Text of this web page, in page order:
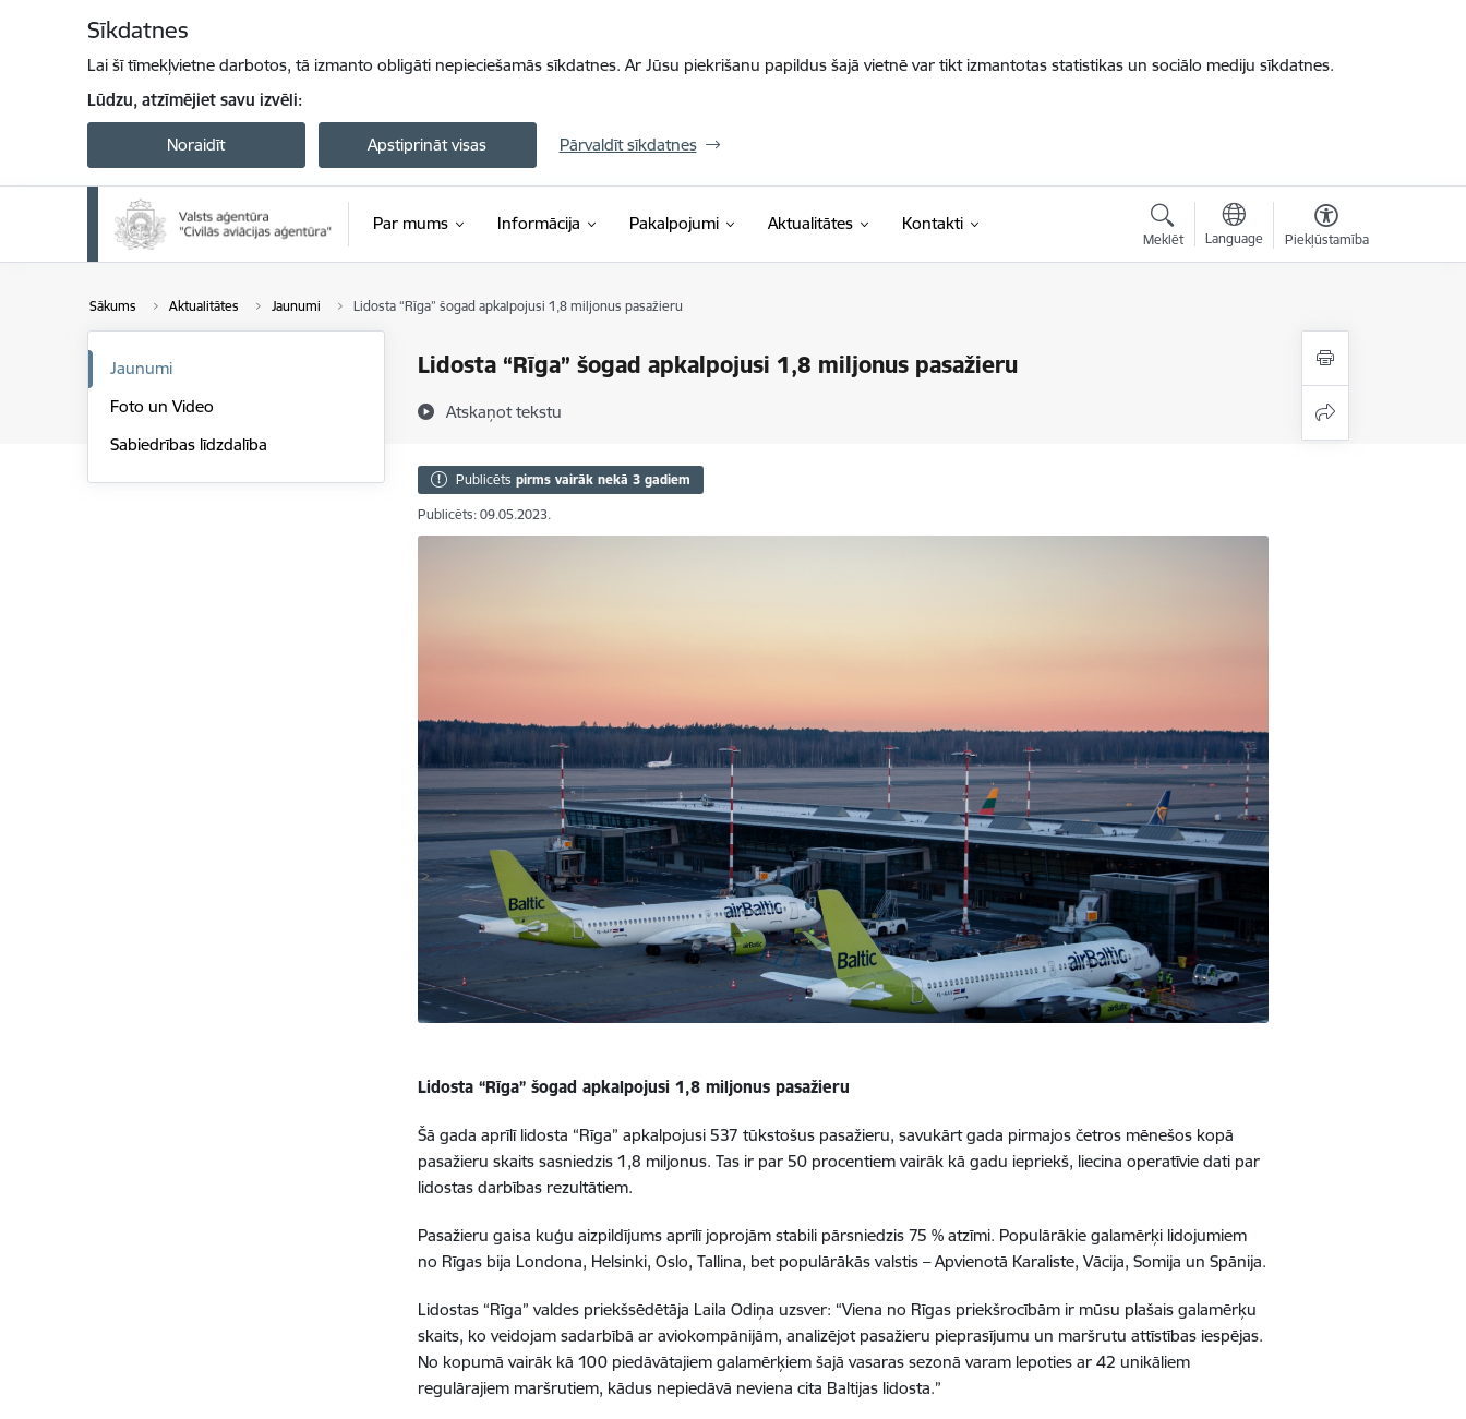
Sīkdatnes
Lai šī tīmekļvietne darbotos, tā izmanto obligāti nepieciešamās sīkdatnes. Ar Jūsu piekrišanu papildus šajā vietnē var tikt izmantotas statistikas un sociālo mediju sīkdatnes.
Lūdzu, atzīmējiet savu izvēli:
Noraidīt Apstiprināt visas Pārvaldīt sīkdatnes
Par mums Informācija Pakalpojumi Aktualitātes Kontakti
Meklēt Language Piekļūstamība
Sākums Aktualitātes Jaunumi Lidosta “Rīga” šogad apkalpojusi 1,8 miljonus pasažieru
Lidosta “Rīga” šogad apkalpojusi 1,8 miljonus pasažieru
Atskaņot tekstu
Jaunumi
Foto un Video
Sabiedrības līdzdalība
Publicēts pirms vairāk nekā 3 gadiem
Publicēts: 09.05.2023.
Lidosta “Rīga” šogad apkalpojusi 1,8 miljonus pasažieru
Šā gada aprīlī lidosta “Rīga” apkalpojusi 537 tūkstošus pasažieru, savukārt gada pirmajos četros mēnešos kopā
pasažieru skaits sasniedzis 1,8 miljonus. Tas ir par 50 procentiem vairāk kā gadu iepriekš, liecina operatīvie dati par
lidostas darbības rezultātiem.
Pasažieru gaisa kuģu aizpildījums aprīlī joprojām stabili pārsniedzis 75 % atzīmi. Populārākie galamērķi lidojumiem
no Rīgas bija Londona, Helsinki, Oslo, Tallina, bet populārākās valstis – Apvienotā Karaliste, Vācija, Somija un Spānija.
Lidostas “Rīga” valdes priekšsēdētāja Laila Odiņa uzsver: “Viena no Rīgas priekšrocībām ir mūsu plašais galamērķu
skaits, ko veidojam sadarbībā ar aviokompānijām, analizējot pasažieru pieprasījumu un maršrutu attīstības iespējas.
No kopumā vairāk kā 100 piedāvātajiem galamērķiem šajā vasaras sezonā varam lepoties ar 42 unikāliem
regulārajiem maršrutiem, kādus nepiedāvā neviena cita Baltijas lidosta.”